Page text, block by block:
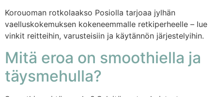
Korouoman rotkolaakso Posiolla tarjoaa jylhän
vaelluskokemuksen kokeneemmalle retkiperheelle – lue
vinkit reitteihin, varusteisiin ja käytännön järjestelyihin.
Mitä eroa on smoothiella ja
täysmehulla?